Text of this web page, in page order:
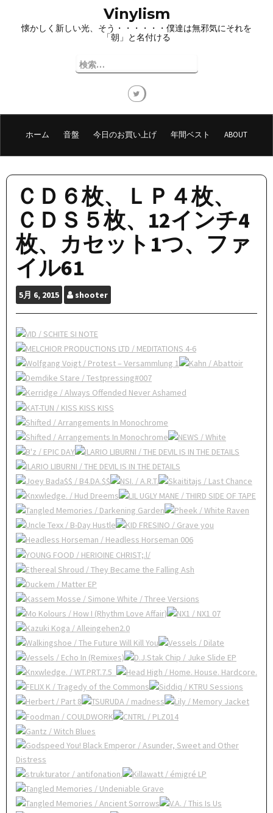
プ
Vinylism
懐かしく新しい光、そう・・・・・・僕達は無邪気にそれを
「朝」と名付ける
検
索:
ホーム 音盤 今日のお買い上げ 年間ベスト ABOUT
ＣＤ６枚、ＬＰ４枚、
ＣＤＳ５枚、12インチ4
枚、カセット1つ、ファ
イル61
5月 6, 2015 shooter